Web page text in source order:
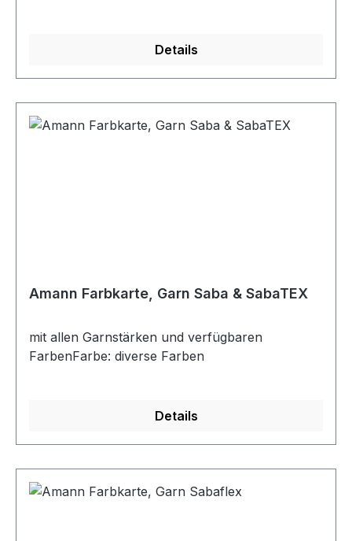
Details
Amann Farbkarte, Garn Saba & SabaTEX
mit allen Garnstärken und verfügbaren
FarbenFarbe: diverse Farben
Details